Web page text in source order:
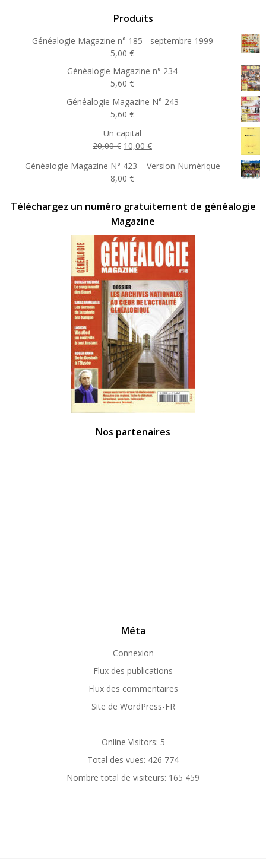
Produits
Généalogie Magazine n° 185 - septembre 1999
5,00 €
Généalogie Magazine n° 234
5,60 €
Généalogie Magazine N° 243
5,60 €
Un capital
20,00€ Le
initial
était :
10,00 €Le
actuel
Généalogie Magazine N° 423 – Version Numérique
8,00 €
Téléchargez un numéro gratuitement de généalogie
Magazine
Nos partenaires
Méta
Connexion
Flux des publications
Flux des commentaires
Site de WordPress-FR
Online Visitors: 5
Total des vues: 426 774
Nombre total de visiteurs: 165 459